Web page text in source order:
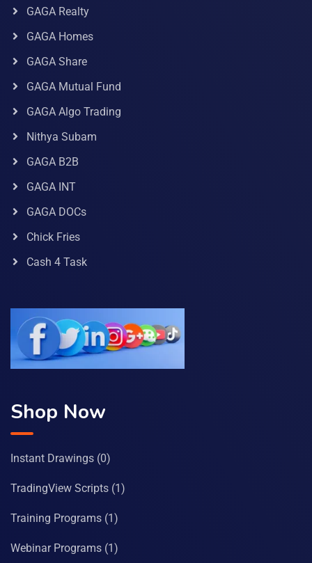
GAGA Realty
GAGA Homes
GAGA Share
GAGA Mutual Fund
GAGA Algo Trading
Nithya Subam
GAGA B2B
GAGA INT
GAGA DOCs
Chick Fries
Cash 4 Task
Shop Now
Instant Drawings (0)
TradingView Scripts (1)
Training Programs (1)
Webinar Programs (1)